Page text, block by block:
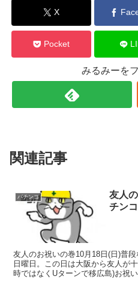
X
Pocket
みるみーを
関連記事
パチンコ
友人
チン
友人のお祝いの巻10月18日(日)普
日曜日。この日は大阪から友人が
時ではなくUターンで移広島)お祝